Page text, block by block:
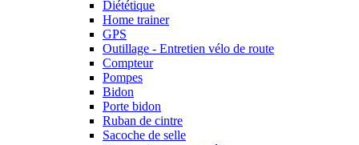
Diététique
Home trainer
GPS
Outillage - Entretien vélo de route
Compteur
Pompes
Bidon
Porte bidon
Ruban de cintre
Sacoche de selle